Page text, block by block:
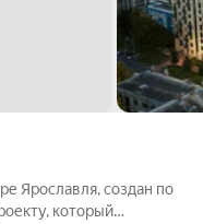
Ярославля, создан по
который